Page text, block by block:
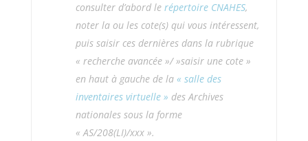
consulter d’abord le répertoire CNAHES,
noter la ou les cote(s) qui vous intéressent,
puis saisir ces dernières dans la rubrique
« recherche avancée »/ »saisir une cote »
en haut à gauche de la « salle des
inventaires virtuelle » des Archives
nationales sous la forme
« AS/208(LI)/xxx ».